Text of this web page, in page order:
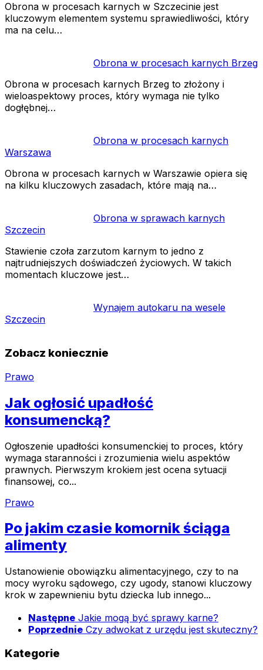
Obrona w procesach karnych w Szczecinie jest
kluczowym elementem systemu sprawiedliwości, który
ma na celu…
Obrona w procesach karnych Brzeg
Obrona w procesach karnych Brzeg to złożony i
wieloaspektowy proces, który wymaga nie tylko
dogłębnej…
Obrona w procesach karnych
Warszawa
Obrona w procesach karnych w Warszawie opiera się
na kilku kluczowych zasadach, które mają na…
Obrona w sprawach karnych
Szczecin
Stawienie czoła zarzutom karnym to jedno z
najtrudniejszych doświadczeń życiowych. W takich
momentach kluczowe jest…
Wynajem autokaru na wesele
Szczecin
Zobacz koniecznie
Prawo
Jak ogłosić upadłość
konsumencką?
Ogłoszenie upadłości konsumenckiej to proces, który
wymaga staranności i zrozumienia wielu aspektów
prawnych. Pierwszym krokiem jest ocena sytuacji
finansowej, co...
Prawo
Po jakim czasie komornik ściąga
alimenty
Ustanowienie obowiązku alimentacyjnego, czy to na
mocy wyroku sądowego, czy ugody, stanowi kluczowy
krok w zapewnieniu bytu dziecka lub innego...
Następne Jakie mogą być sprawy karne?
Poprzednie Czy adwokat z urzędu jest skuteczny?
Kategorie